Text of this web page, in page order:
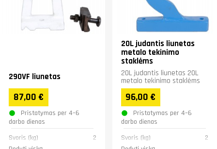
290VF liunetas
87,00 €
Pristatymas per 4–6
darbo dienas
Svoris (kg)
2
20L judantis liunetas
metalo tekinimo
staklėms
20L judantis liunetas 20L
metalo tekinimo staklėms
96,00 €
Pristatymas per 4–6
darbo dienas
Svoris (kg)
2